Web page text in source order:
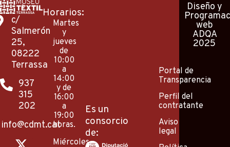
c/
Salmerón
25,
08222
Terrassa
937
315
202
info@cdmt.cat
X
I
F
P
Y
Horarios:
Martes
y
jueves
de
10:00
a
14:00
y de
16:00
a
19:00
horas.
Miércoles,
Es un
consorcio
de:
Portal de
Transparencia
Perfil del
contratante
Aviso
legal
Diseño y
web
ADQA
2025